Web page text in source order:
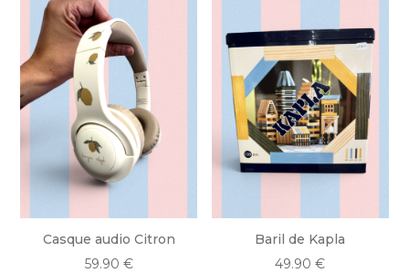
Casque audio Citron
59.90 €
Baril de Kapla
49.90€